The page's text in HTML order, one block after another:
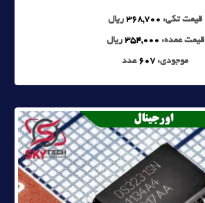
قیمت تکی: 368,700 ریال
قیمت عمده: 354,000 ریال
موجودی: 607 عدد